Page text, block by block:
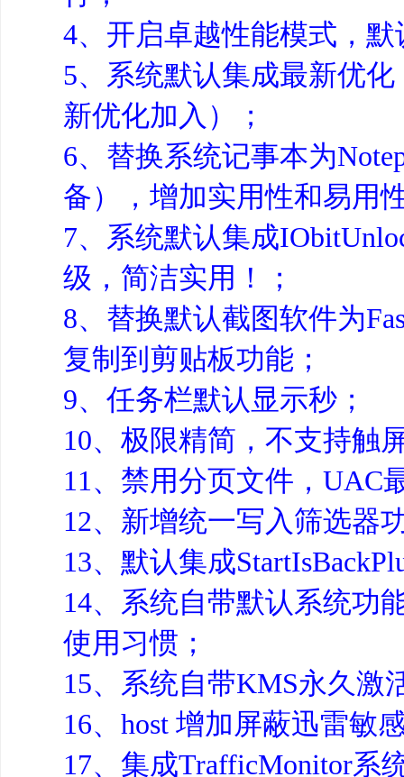
4、开启卓越性能模式，
5、系统默认集成最新优
新优化加入）；
6、替换系统记事本为
备），增加实用性和易用
7、系统默认集成
级，简洁实用！；
8、替换默认截图软件为
复制到剪贴板功能；
9、任务栏默认显示秒；
10、极限精简，不支持触
11、禁用分页文件，UAC
12、新增统一写入筛选器
13、默认集成
14、系统自带默认系统功
使用习惯；
15、系统自带KMS永久激
16、host 增加屏蔽迅雷敏
17、集成TrafficMonitor系